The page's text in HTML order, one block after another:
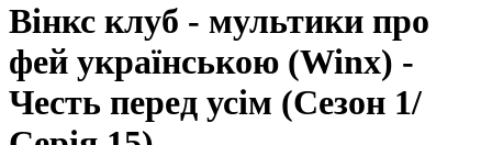
Вінкс клуб - мультики про
фей українською (Winx) -
Честь перед усім (Сезон 1/